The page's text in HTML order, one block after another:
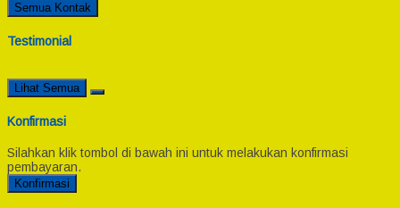
Semua Kontak
Testimonial
Lihat Semua
Konfirmasi
Silahkan klik tombol di bawah ini untuk melakukan konfirmasi
pembayaran.
Konfirmasi